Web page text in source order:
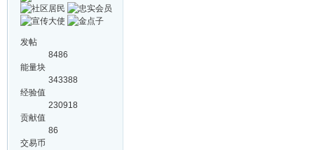
发帖
8486
能量块
343388
经验值
230918
贡献值
86
交易币